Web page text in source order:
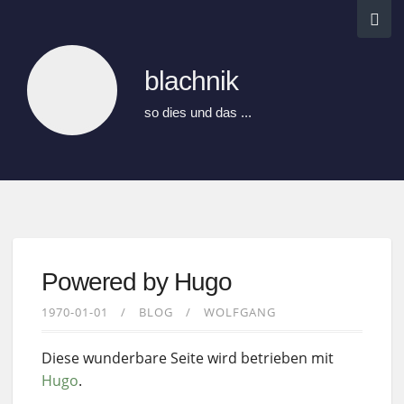
blachnik
so dies und das ...
Powered by Hugo
1970-01-01 BLOG WOLFGANG
Diese wunderbare Seite wird betrieben mit
Hugo.